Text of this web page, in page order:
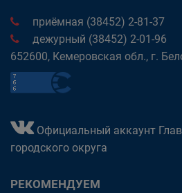
приёмная (38452) 2-81-37
дежурный (38452) 2-01-96
652600, Кемеровская обл., г.
Официальный аккаунт
городского округа
РЕКОМЕНДУЕМ